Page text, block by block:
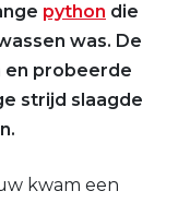
python die
was. De
en probeerde
strijd slaagde
kwam een